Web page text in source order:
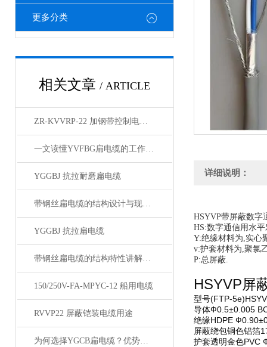
更多分类
相关文章 / ARTICLE
ZR-KVVRP-22 加钢带控制电缆简介
一文读懂YVFBG扁电缆的工作原理与应用
YGGBJ 抗拉耐磨扁电缆
带钢丝扁电缆的结构设计与现场安装维修注意事项
YGGBJ 抗拉扁电缆
带钢丝扁电缆的结构特性讲解与日常安装维护及故障排查指南
150/250V-FA-MPYC-12 船用电缆
RVVP22 屏蔽铠装电缆用途
为何选择YGCB扁电缆？优势与技术详解
详细说明：
HSYVP带屏蔽数字
HS:数字通信用水
Y:绝缘材料为,实心
v:护套材料为,聚氯
P:总屏蔽.
HSYVP屏
型号(FTP-
导体Ф0.5±0.005
绝缘HDPE
屏蔽绕包铜色铝箔
护套透明金色PVC